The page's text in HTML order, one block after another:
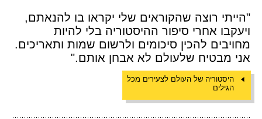
"הייתי רוצה שהקוראים שלי יקראו בו להנאתם,
ויעקבו אחרי סיפור ההיסטוריה בלי להיות
מחויבים להכין סיכומים ולרשום שמות ותאריכים.
אני מבטיח שלעולם לא אבחן אותם."
היסטוריה של העולם לצעירים מכל
הגילים